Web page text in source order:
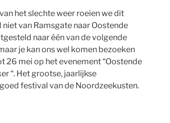
het slechte weer roeien we dit
niet van Ramsgate naar Oostende
naar één van de volgende
je kan ons wel komen bezoeken
26 mei op het evenement “Oostende
“. Het grootse, jaarlijkse
festival van de Noordzeekusten.